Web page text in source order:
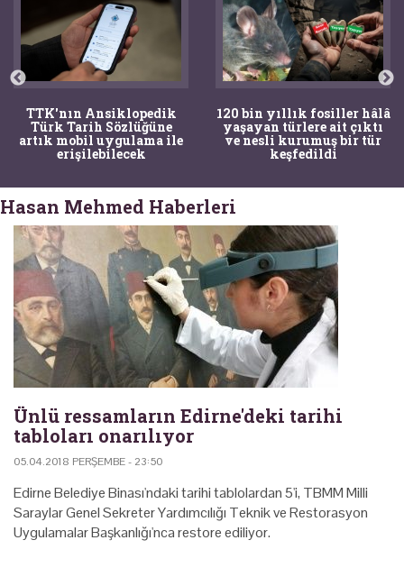
TTK'nın Ansiklopedik
Türk Tarih Sözlüğüne
artık mobil uygulama ile
erişilebilecek
120 bin yıllık fosiller hâlâ
yaşayan türlere ait çıktı
ve nesli kurumuş bir tür
keşfedildi
Hasan Mehmed Haberleri
Ünlü ressamların Edirne'deki tarihi
tabloları onarılıyor
05.04.2018 PERŞEMBE - 23:50
Edirne Belediye Binası'ndaki tarihi tablolardan 5'i, TBMM Milli
Saraylar Genel Sekreter Yardımcılığı Teknik ve Restorasyon
Uygulamalar Başkanlığı'nca restore ediliyor.